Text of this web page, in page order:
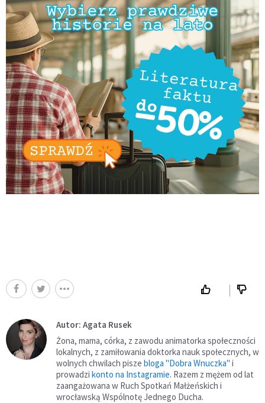
Autor: Agata Rusek
Żona, mama, córka, z zawodu animatorka społeczności
lokalnych, z zamiłowania doktorka nauk społecznych, w
wolnych chwilach pisze bloga "Dobra Wnuczka" i
prowadzi konto na Instagramie. Razem z mężem od lat
zaangażowana w Ruch Spotkań Małżeńskich i
wrocławską Wspólnotę Jednego Ducha.